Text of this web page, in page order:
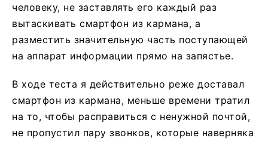
человеку, не заставлять его каждый раз
вытаскивать смартфон из кармана, а
разместить значительную часть поступающей
на аппарат информации прямо на запястье.
В ходе теста я действительно реже доставал
смартфон из кармана, меньше времени тратил
на то, чтобы расправиться с ненужной почтой,
не пропустил пару звонков, которые наверняка